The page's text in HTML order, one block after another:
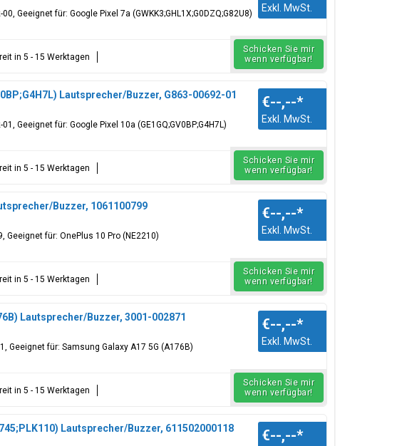
Geeignet für: Google Pixel 7a (GWKK3;GHL1X;G0DZQ;G82U8) Exkl. MwSt.
in 5 - 15 Werktagen
Schicken Sie mir
wenn verfügbar!
Lautsprecher/Buzzer, G863-00692-01
Geeignet für: Google Pixel 10a (GE1GQ;GV0BP;G4H7L)
€--,--*
Exkl. MwSt.
in 5 - 15 Werktagen
Schicken Sie mir
wenn verfügbar!
Buzzer, 1061100799
Geeignet für: OnePlus 10 Pro (NE2210)
€--,--*
Exkl. MwSt.
in 5 - 15 Werktagen
Schicken Sie mir
wenn verfügbar!
Lautsprecher/Buzzer, 3001-002871
Geeignet für: Samsung Galaxy A17 5G (A176B)
€--,--*
Exkl. MwSt.
in 5 - 15 Werktagen
Schicken Sie mir
wenn verfügbar!
Lautsprecher/Buzzer, 611502000118 €--,--*